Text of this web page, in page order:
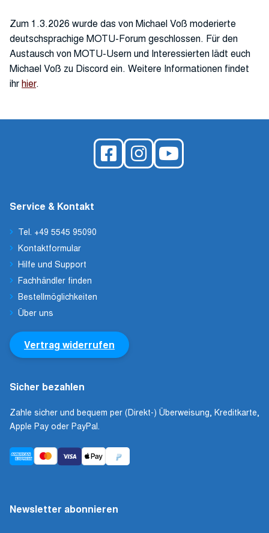
Zum 1.3.2026 wurde das von Michael Voß moderierte
deutschsprachige MOTU-Forum geschlossen. Für den
Austausch von MOTU-Usern und Interessierten lädt euch
Michael Voß zu Discord ein. Weitere Informationen findet
ihrhier.
Service & Kontakt
Tel. +49 5545 95090
Kontaktformular
Hilfe und Support
Fachhändler finden
Bestellmöglichkeiten
Über uns
Vertrag widerrufen
Sicher bezahlen
Zahle sicher und bequem per (Direkt-) Überweisung, Kreditkarte,
Apple Pay oder PayPal.
Newsletter abonnieren